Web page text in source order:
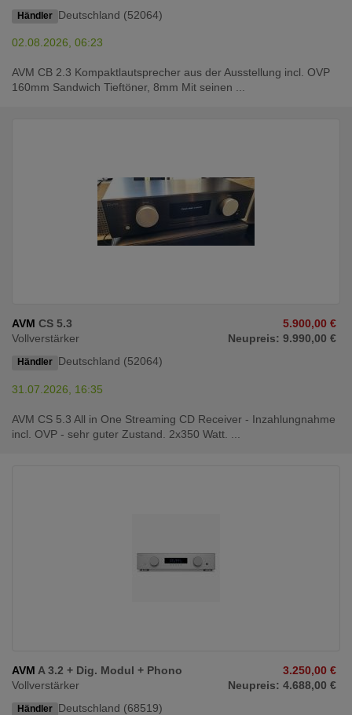
Händler Deutschland (52064)
02.08.2026, 06:23
AVM CB 2.3 Kompaktlautsprecher aus der Ausstellung incl. OVP
160mm Sandwich Tieftöner, 8mm Mit seinen ...
AVM CS 5.3
Vollverstärker
Händler Deutschland (52064)
5.900,00 €
Neupreis: 9.990,00 €
31.07.2026, 16:35
AVM CS 5.3 All in One Streaming CD Receiver - Inzahlungnahme
incl. OVP - sehr guter Zustand. 2x350 Watt. ...
AVM A 3.2 + Dig. Modul + Phono
Vollverstärker
Händler Deutschland (68519)
3.250,00 €
Neupreis: 4.688,00 €